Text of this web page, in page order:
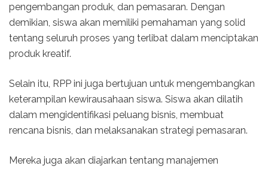
pengembangan produk, dan pemasaran. Dengan
demikian, siswa akan memiliki pemahaman yang solid
tentang seluruh proses yang terlibat dalam menciptakan
produk kreatif.
Selain itu, RPP ini juga bertujuan untuk mengembangkan
keterampilan kewirausahaan siswa. Siswa akan dilatih
dalam mengidentifikasi peluang bisnis, membuat
rencana bisnis, dan melaksanakan strategi pemasaran.
Mereka juga akan diajarkan tentang manajemen